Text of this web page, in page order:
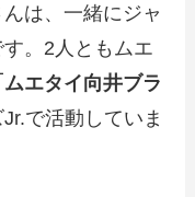
は、一緒にジャ
。2人ともムエ
ムエタイ向井ブラ
で活動していま